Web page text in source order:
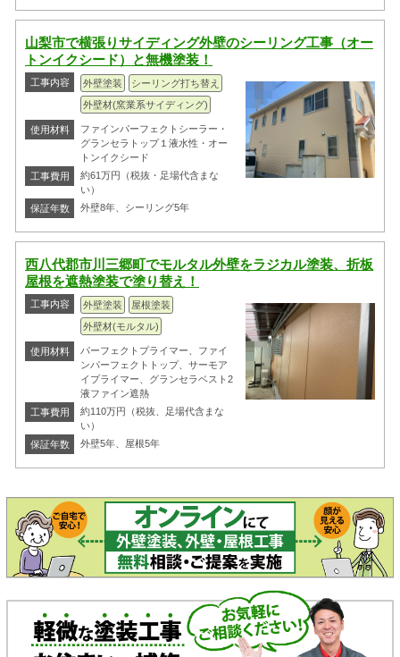
山梨市で横張りサイディング外壁のシーリング工事（オー
トンイクシード）と無機塗装！
工事内容 外壁塗装
シーリング打ち替え
外壁材(窯業系サイディング)
使用材料
ファインパーフェクトシーラー・
グランセラトップ１液水性・オー
トンイクシード
工事費用
約61万円（税抜・足場代含まな
い）
保証年数
外壁8年、シーリング5年
西八代郡市川三郷町でモルタル外壁をラジカル塗装、折板
屋根を遮熱塗装で塗り替え！
工事内容 外壁塗装
屋根塗装
外壁材(モルタル)
使用材料
パーフェクトプライマー、ファイ
ンパーフェクトトップ、サーモア
イプライマー、グランセラベスト2
液ファイン遮熱
工事費用
約110万円（税抜、足場代含まな
い）
保証年数
外壁5年、屋根5年